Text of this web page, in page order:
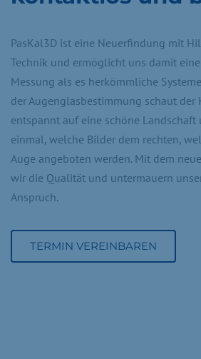
PasKal3D ist eine Neuerfindung mit
Technik und ermöglicht uns damit
Messung als es herkömmliche
der Augenglasbestimmung schaut der
entspannt auf eine schöne
einmal, welche Bilder dem rechten,
Auge angeboten werden. Mit dem
wir die Qualität und untermauern
Anspruch.
TERMIN VEREINBAREN